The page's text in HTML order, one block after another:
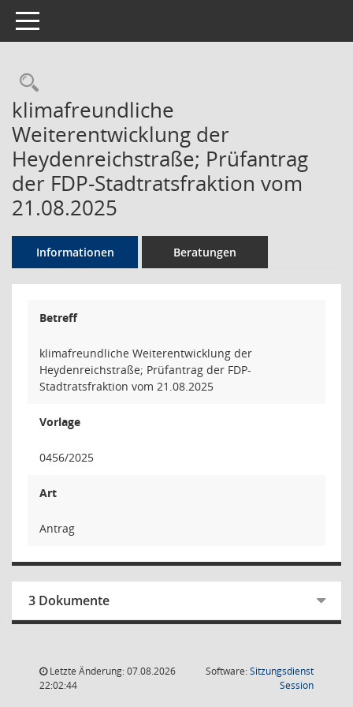
Toggle navigation
Rechercheauswahl
klimafreundliche
Weiterentwicklung der
Heydenreichstraße; Prüfantrag
der FDP-Stadtratsfraktion vom
21.08.2025
Informationen Beratungen
Betreff
klimafreundliche Weiterentwicklung der
Heydenreichstraße; Prüfantrag der FDP-
Stadtratsfraktion vom 21.08.2025
Vorlage
0456/2025
Art
Antrag
3 Dokumente
Letzte Änderung: 07.08.2026
22:02:44
Software:Sitzungsdienst
Session(Wird in